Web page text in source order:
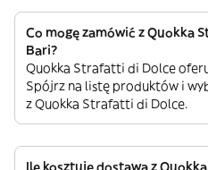
Co mogę zamówić z Quokka
Bari?
Quokka Strafatti di Dolce
Spójrz na listę produktów i
z Quokka Strafatti di Dolce.
Ile kosztuje dostawa z